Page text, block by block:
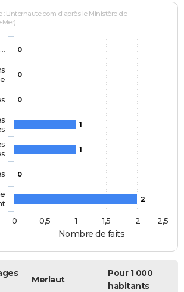
Nombre de faits
: Linternaute.com d'après le Ministère de
Mer)
0
0
0
1
1
0
2
0
0,5 1 1,5 2 2,5
Merlaut
Pour 1 000
habitants